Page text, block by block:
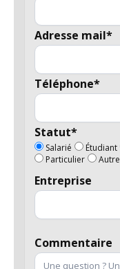
Adresse mail*
Téléphone*
Statut*
Salarié Étudiant
Particulier
Autre
Entreprise
Commentaire